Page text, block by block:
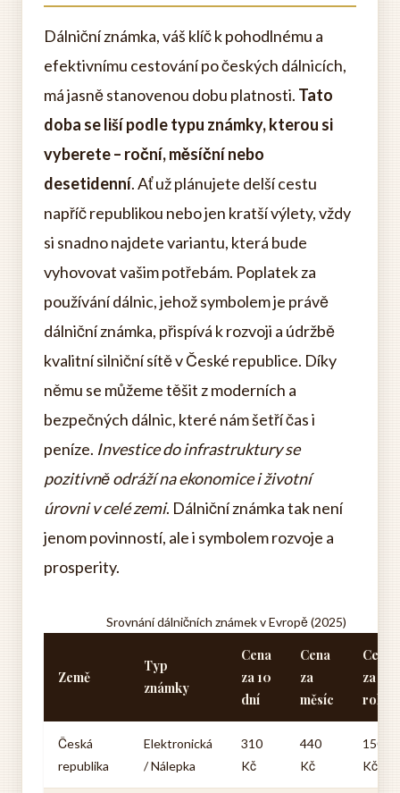
Dálniční známka, váš klíč k pohodlnému a
efektivnímu cestování po českých dálnicích,
má jasně stanovenou dobu platnosti. Tato
doba se liší podle typu známky, kterou si
vyberete – roční, měsíční nebo
desetidenní. Ať už plánujete delší cestu
napříč republikou nebo jen kratší výlety, vždy
si snadno najdete variantu, která bude
vyhovovat vašim potřebám. Poplatek za
používání dálnic, jehož symbolem je právě
dálniční známka, přispívá k rozvoji a údržbě
kvalitní silniční sítě v České republice. Díky
němu se můžeme těšit z moderních a
bezpečných dálnic, které nám šetří čas i
peníze. Investice do infrastruktury se
pozitivně odráží na ekonomice i životní
úrovni v celé zemi. Dálniční známka tak není
jenom povinností, ale i symbolem rozvoje a
prosperity.
Srovnání dálničních známek v Evropě (2025)
Země
Typ
známky
Cena
za 10
dní
Cena
za
měsíc
Cena
za
rok
Česká
republika
Elektronická
/ Nálepka
310
Kč
440
Kč
1500
Kč